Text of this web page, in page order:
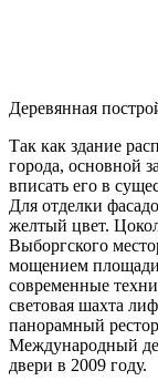
Деревянная
Так как здание
города, основной
вписать его в
Для отделки
желтый цвет.
Выборгского
мощением
современные
световая шахта
панорамный
Международный
двери в 2009 году.